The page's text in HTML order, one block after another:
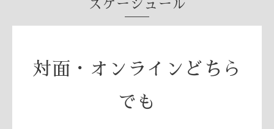
スケージュール
対面・オンラインどちら
でも